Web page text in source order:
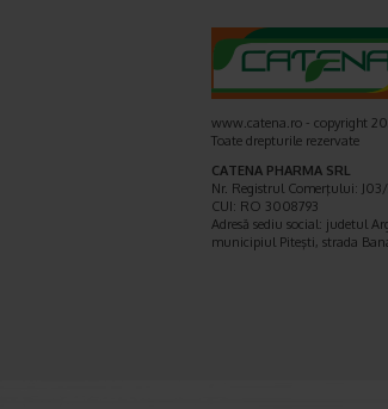
www.catena.ro - copyright
Toate drepturile rezervate
CATENA PHARMA SRL
Nr. Registrul Comerţului:
CUI: RO 3008793
Adresă sediu social: judetul
municipiul Piteşti, strada